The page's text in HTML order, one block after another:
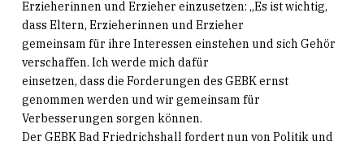
Erzieherinnen und Erzieher einzusetzen: „Es ist wichtig,
dass Eltern, Erzieherinnen und Erzieher
gemeinsam für ihre Interessen einstehen und sich Gehör
verschaffen. Ich werde mich dafür
einsetzen, dass die Forderungen des GEBK ernst
genommen werden und wir gemeinsam für
Verbesserungen sorgen können.
Der GEBK Bad Friedrichshall fordert nun von Politik und